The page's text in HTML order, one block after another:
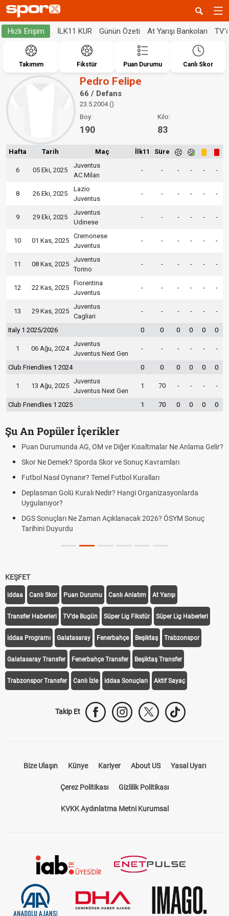
Hızlı Erişim İLK11 KUR Günün Özeti At Yarışı Bankoları
Takımım Fikstür Puan Durumu Canlı Skor
Pedro Felipe
66 / Defans
23.5.2004 ()
Boy:
190
Kilo:
83
Hafta Tarih Maç İlk11 Süre
6 05 Eki, 2025
Juventus
AC Milan
- - - - - -
8 26 Eki, 2025
Lazio
Juventus
- - - - - -
9 29 Eki, 2025
Juventus
Udinese
- - - - - -
10 01 Kas, 2025
Cremonese
Juventus
- - - - - -
11 08 Kas, 2025
Juventus
Torino
- - - - - -
12 22 Kas, 2025
Fiorentina
Juventus
- - - - - -
13 29 Kas, 2025
Juventus
Cagliari
- - - - - -
Italy 1 2025/2026 0 0 0 0 0 0
1 06 Ağu, 2024
Juventus
Juventus Next Gen
- - - - - -
Club Friendlies 1 2024 0 0 0 0 0 0
1 13 Ağu, 2025
Juventus
Juventus Next Gen
1 70 - - - -
Club Friendlies 1 2025 1 70 0 0 0 0
Şu An Popüler İçerikler
Puan Durumunda AG, OM ve Diğer Kısaltmalar Ne Anlama Gelir?
Skor Ne Demek? Sporda Skor ve Sonuç Kavramları
Futbol Nasıl Oynanır? Temel Futbol Kuralları
Deplasman Golü Kuralı Nedir? Hangi Organizasyonlarda
Uygulanıyor?
DGS Sonuçları Ne Zaman Açıklanacak 2026? ÖSYM Sonuç
Tarihini Duyurdu
KEŞFET
iddaa Canlı Skor Puan Durumu Canlı Anlatım At Yarışı
Transfer Haberleri TV'de Bugün Süper Lig Fikstür Süper Lig Haberleri
iddaa Programı Galatasaray Fenerbahçe Beşiktaş Trabzonspor
Galatasaray Transfer Fenerbahçe Transfer Beşiktaş Transfer
Trabzonspor Transfer Canlı İzle iddaa Sonuçları Aktif Sayaç
Takip Et
Bize Ulaşın Künye Kariyer About US Yasal Uyarı
Çerez Politikası Gizlilik Politikası
KVKK Aydınlatma Metni Kurumsal